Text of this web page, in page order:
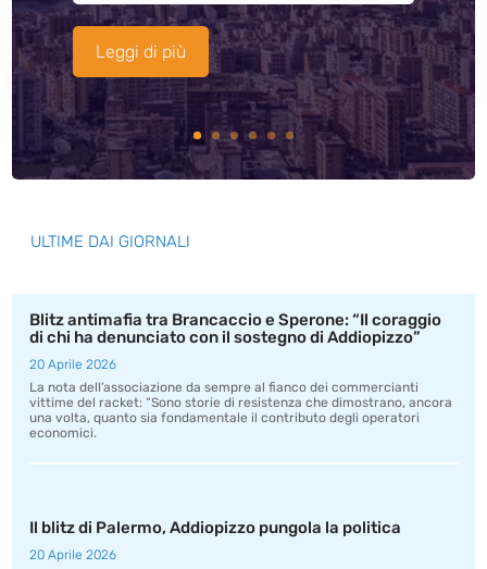
Leggi di più
ULTIME DAI GIORNALI
Blitz antimafia tra Brancaccio e Sperone: “Il coraggio
di chi ha denunciato con il sostegno di Addiopizzo”
20 Aprile 2026
La nota dell’associazione da sempre al fianco dei commercianti
vittime del racket: “Sono storie di resistenza che dimostrano, ancora
una volta, quanto sia fondamentale il contributo degli operatori
economici.
Il blitz di Palermo, Addiopizzo pungola la politica
20 Aprile 2026